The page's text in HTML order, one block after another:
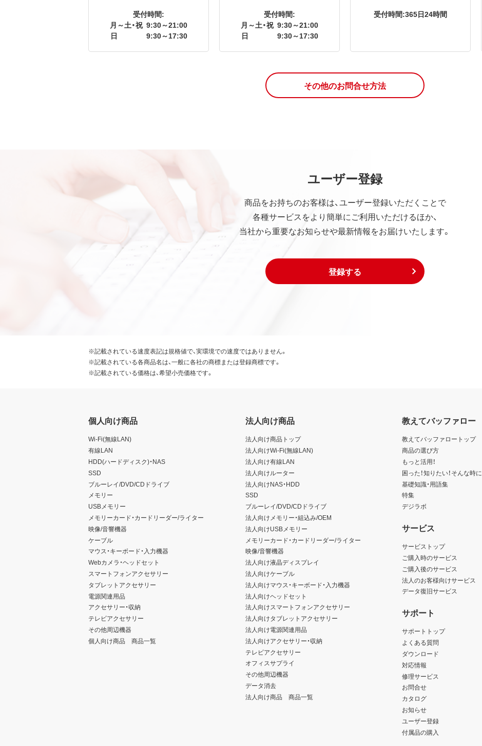
受付時間:
月～土・祝 9:30～21:00
日
9:30～17:30
受付時間:
月～土・祝 9:30～21:00
日
9:30～17:30
受付時間:365日24時間
その他のお問合せ方法
ユーザー登録
商品をお持ちのお客様は、ユーザー登録いただくことで
各種サービスをより簡単にご利用いただけるほか、
当社から重要なお知らせや最新情報をお届けいたします。
登録する
※記載されている速度表記は規格値で、実環境での速度ではありません。
※記載されている各商品名は、一般に各社の商標または登録商標です。
※記載されている価格は、希望小売価格です。
個人向け商品
Wi-Fi(無線LAN)
有線LAN
HDD(ハードディスク)・NAS
SSD
ブルーレイ/DVD/CDドライブ
メモリー
USBメモリー
メモリーカード・カードリーダー/ライター
映像/音響機器
ケーブル
マウス・キーボード・入力機器
Webカメラ・ヘッドセット
スマートフォンアクセサリー
タブレットアクセサリー
電源関連用品
アクセサリー・収納
テレビアクセサリー
その他周辺機器
個人向け商品 商品一覧
法人向け商品
法人向け商品トップ
法人向けWi-Fi(無線LAN)
法人向け有線LAN
法人向けルーター
法人向けNAS・HDD
SSD
ブルーレイ/DVD/CDドライブ
法人向けメモリー・組込み/OEM
法人向けUSBメモリー
メモリーカード・カードリーダー/ライター
映像/音響機器
法人向け液晶ディスプレイ
法人向けケーブル
法人向けマウス・キーボード・入力機器
法人向けヘッドセット
法人向けスマートフォンアクセサリー
法人向けタブレットアクセサリー
法人向け電源関連用品
法人向けアクセサリー・収納
テレビアクセサリー
オフィスサプライ
その他周辺機器
データ消去
法人向け商品 商品一覧
教えてバッファロー
教えてバッファロートップ
商品の選び方
もっと活用！
困った！知りたい！そんな時に
基礎知識・用語集
特集
デジラボ
サービス
サービストップ
ご購入時のサービス
ご購入後のサービス
法人のお客様向けサービス
データ復旧サービス
サポート
サポートトップ
よくある質問
ダウンロード
対応情報
修理サービス
お問合せ
カタログ
お知らせ
ユーザー登録
付属品の購入